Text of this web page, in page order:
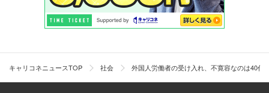
キャリコネニュースTOP 社会 外国人労働者の受け入れ、不寛容なのは40